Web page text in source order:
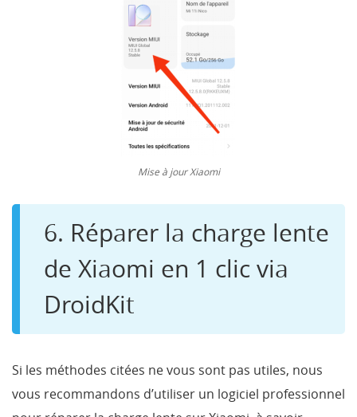
Mise à jour Xiaomi
6. Réparer la charge lente
de Xiaomi en 1 clic via
DroidKit
Si les méthodes citées ne vous sont pas utiles, nous
vous recommandons d’utiliser un logiciel professionnel